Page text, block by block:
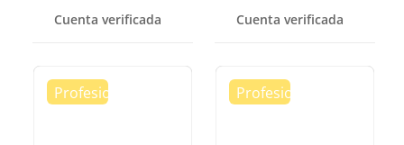
Cuenta verificada Cuenta verificada